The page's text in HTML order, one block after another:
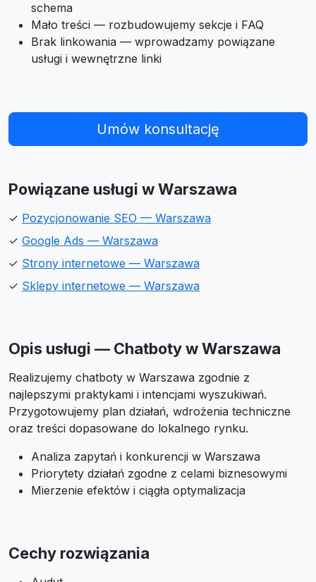
schema
Mało treści — rozbudowujemy sekcje i FAQ
Brak linkowania — wprowadzamy powiązane
usługi i wewnętrzne linki
Umów konsultację
Powiązane usługi w Warszawa
✓ Pozycjonowanie SEO — Warszawa
✓ Google Ads — Warszawa
✓ Strony internetowe — Warszawa
✓ Sklepy internetowe — Warszawa
Opis usługi — Chatboty w Warszawa
Realizujemy chatboty w Warszawa zgodnie z
najlepszymi praktykami i intencjami wyszukiwań.
Przygotowujemy plan działań, wdrożenia techniczne
oraz treści dopasowane do lokalnego rynku.
Analiza zapytań i konkurencji w Warszawa
Priorytety działań zgodne z celami biznesowymi
Mierzenie efektów i ciągła optymalizacja
Cechy rozwiązania